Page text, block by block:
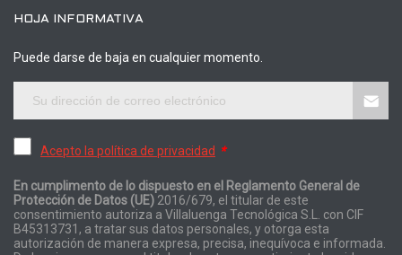
HOJA INFORMATIVA
Puede darse de baja en cualquier momento.
Acepto la política de privacidad *
En cumplimento de lo dispuesto en el Reglamento General de
Protección de Datos (UE) 2016/679, el titular de este
consentimiento autoriza a Villaluenga Tecnológica S.L. con CIF
B45313731, a tratar sus datos personales, y otorga esta
autorización de manera expresa, precisa, inequívoca e informada.